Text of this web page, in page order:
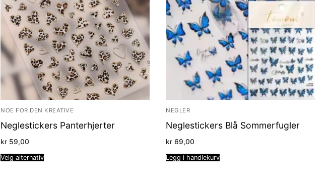
NOE FOR DEN KREATIVE
Neglestickers Panterhjerter
kr 59,00
Velg alternativ
NEGLER
Neglestickers Blå Sommerfugler
kr 69,00
Legg i handlekurv